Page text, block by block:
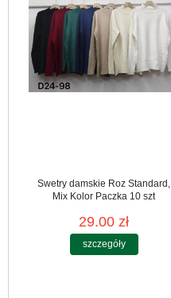
Swetry damskie Roz Standard,
Mix Kolor Paczka 10 szt
29.00 zł
szczegóły